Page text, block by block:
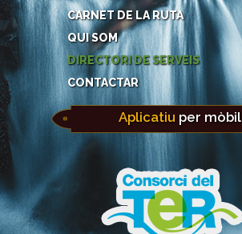
CARNET DE LA RUTA
QUI SOM
DIRECTORI DE SERVEIS
CONTACTAR
Aplicatiuper mòbil